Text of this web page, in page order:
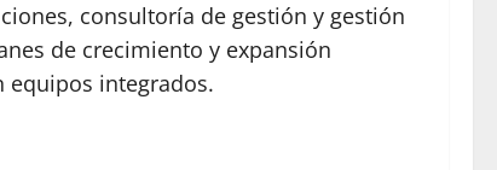
consultoría de gestión y gestión
de crecimiento y expansión
equipos integrados.